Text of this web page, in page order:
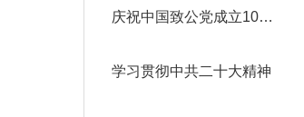
庆祝中国致公党成立100周年
学习贯彻中共二十大精神